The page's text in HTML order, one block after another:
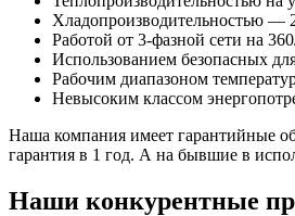
Хладопроизводительностью —
Работой от 3-фазной сети на
Использованием безопасных
Рабочим диапазоном
Невысоким классом
Наша компания имеет гарантийные
гарантия в 1 год. А на бывшие в
Наши конкурентные